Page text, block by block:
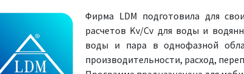
Фирма LDM подготовила для
расчетов Kv/Cv для воды и
воды и пара в однофазной
производительности, расход,